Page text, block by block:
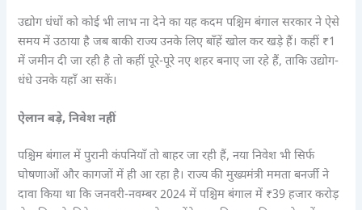
उद्योग धंधों को कोई भी लाभ ना देने का यह कदम पश्चिम बंगाल सरकार ने ऐसे
समय में उठाया है जब बाकी राज्य उनके लिए बाँहें खोल कर खड़े हैं। कहीं ₹1
में जमीन दी जा रही है तो कहीं पूरे-पूरे नए शहर बनाए जा रहे हैं, ताकि उद्योग-
धंधे उनके यहाँ आ सकें।
ऐलान बड़े, निवेश नहीं
पश्चिम बंगाल में पुरानी कंपनियाँ तो बाहर जा रही हैं, नया निवेश भी सिर्फ
घोषणाओं और कागजों में ही आ रहा है। राज्य की मुख्यमंत्री ममता बनर्जी ने
दावा किया था कि जनवरी-नवम्बर 2024 में पश्चिम बंगाल में ₹39 हजार करोड़